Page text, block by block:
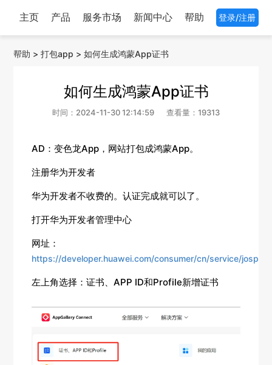
主页 产品 服务市场 新闻中心 帮助 登录/注册
帮助 >打包app >如何生成鸿蒙App证书
如何生成鸿蒙App证书
时间：2024-11-30 12:14:59 查看量：19313
AD：变色龙App，网站打包成鸿蒙App。
注册华为开发者
华为开发者不收费的。认证完成就可以了。
打开华为开发者管理中心
网址：
https://developer.huawei.com/consumer/cn/service/josp/
左上角选择：证书、APP ID和Profile新增证书